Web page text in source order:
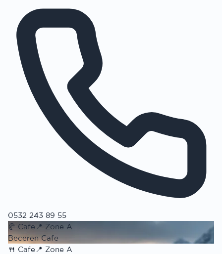
0532 243 89 55
🥐 Cafe 📍 Zone A
Beceren Cafe
🍴 Cafe📍 Zone A